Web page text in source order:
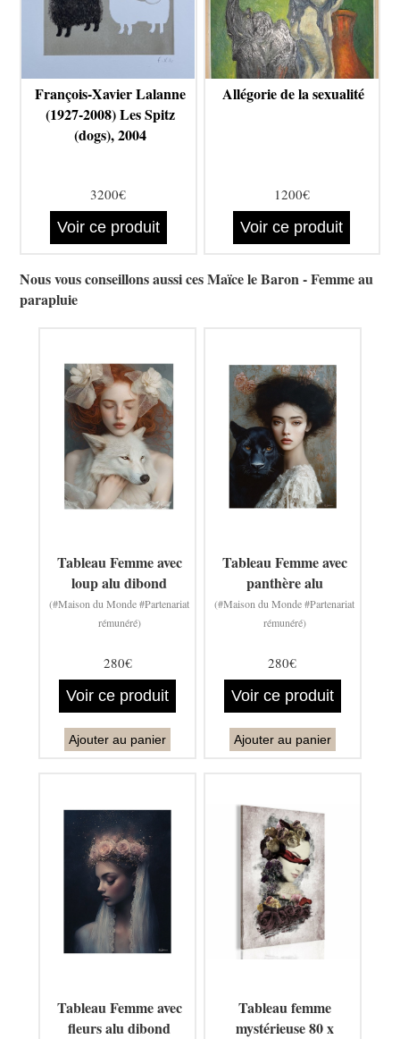
François-Xavier Lalanne
(1927-2008) Les Spitz
(dogs), 2004
3200€
Voir ce produit
Allégorie de la sexualité
1200€
Voir ce produit
Nous vous conseillons aussi ces Maïce le Baron - Femme au
parapluie
Tableau Femme avec
loup alu dibond
(#Maison du Monde #Partenariat
rémunéré)
280€
Voir ce produit
Ajouter au panier
Tableau Femme avec
panthère alu
(#Maison du Monde #Partenariat
rémunéré)
280€
Voir ce produit
Ajouter au panier
Tableau Femme avec
fleurs alu dibond
Tableau femme
mystérieuse 80 x